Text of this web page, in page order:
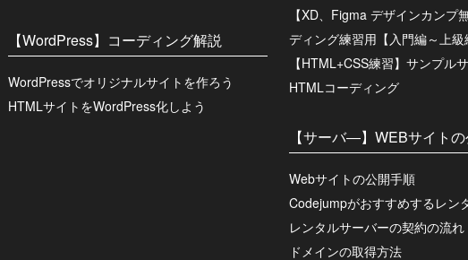
【WordPress】コーディング解説
WordPressでオリジナルサイトを作ろう
HTMLサイトをWordPress化しよう
【XD、Figma デザインカンプ
ディング練習用【入門編～上級
【HTML+CSS練習】サンプル
HTMLコーディング
【サーバ―】WEBサイト
Webサイトの公開手順
Codejumpがおすすめするレン
レンタルサーバーの契約の流れ
ドメインの取得方法